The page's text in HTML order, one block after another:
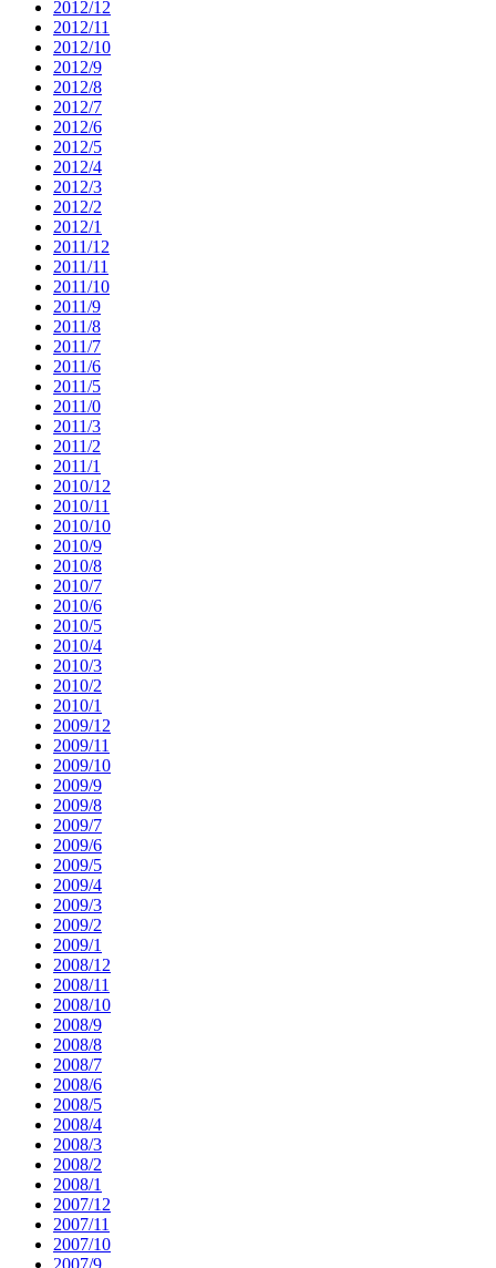
2012/12
2012/11
2012/10
2012/9
2012/8
2012/7
2012/6
2012/5
2012/4
2012/3
2012/2
2012/1
2011/12
2011/11
2011/10
2011/9
2011/8
2011/7
2011/6
2011/5
2011/0
2011/3
2011/2
2011/1
2010/12
2010/11
2010/10
2010/9
2010/8
2010/7
2010/6
2010/5
2010/4
2010/3
2010/2
2010/1
2009/12
2009/11
2009/10
2009/9
2009/8
2009/7
2009/6
2009/5
2009/4
2009/3
2009/2
2009/1
2008/12
2008/11
2008/10
2008/9
2008/8
2008/7
2008/6
2008/5
2008/4
2008/3
2008/2
2008/1
2007/12
2007/11
2007/10
2007/9